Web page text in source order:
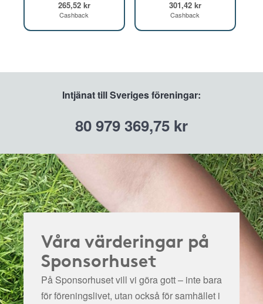
265,52 kr
Cashback
301,42 kr
Cashback
Intjänat till Sveriges föreningar:
80 979 369,75 kr
Våra värderingar på
Sponsorhuset
På Sponsorhuset vill vi göra gott – inte bara
för föreningslivet, utan också för samhället i